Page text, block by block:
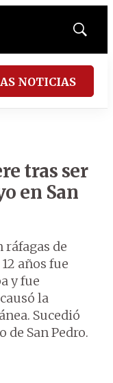
Mostrar
NOTICIAS
tras ser
en San
de
años fue
y fue
la
Sucedió
de San Pedro.